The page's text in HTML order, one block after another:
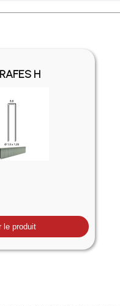
offerts en France
H
le produit